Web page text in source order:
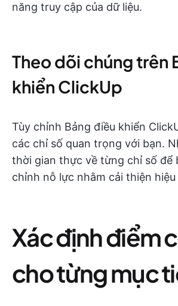
năng truy cập của dữ liệu.
Theo dõi chúng trên
khiển ClickUp
Tùy chỉnh Bảng điều khiển
các chỉ số quan trọng với bạn.
thời gian thực về từng chỉ số để
chỉnh nỗ lực nhằm cải thiện hiệu
Xác định điểm
cho từng mục